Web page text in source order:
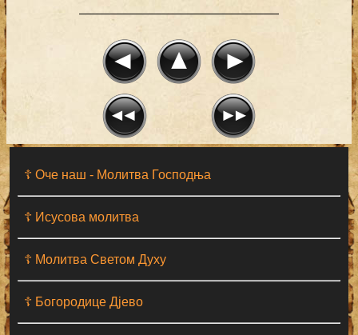
☦ Оче наш - Moлитва Господња
☦ Исусова молитва
☦ Молитва Светом Духу
☦ Богородице Дјево